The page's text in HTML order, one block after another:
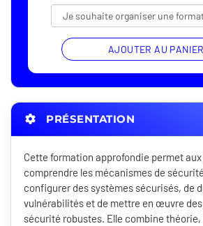
AJOUTER AU PANIER
PRÉSENTATION
Cette formation approfondie permet
comprendre les mécanismes de
configurer des systèmes sécurisés, de
vulnérabilités et de mettre en œuvre
sécurité robustes. Elle combine